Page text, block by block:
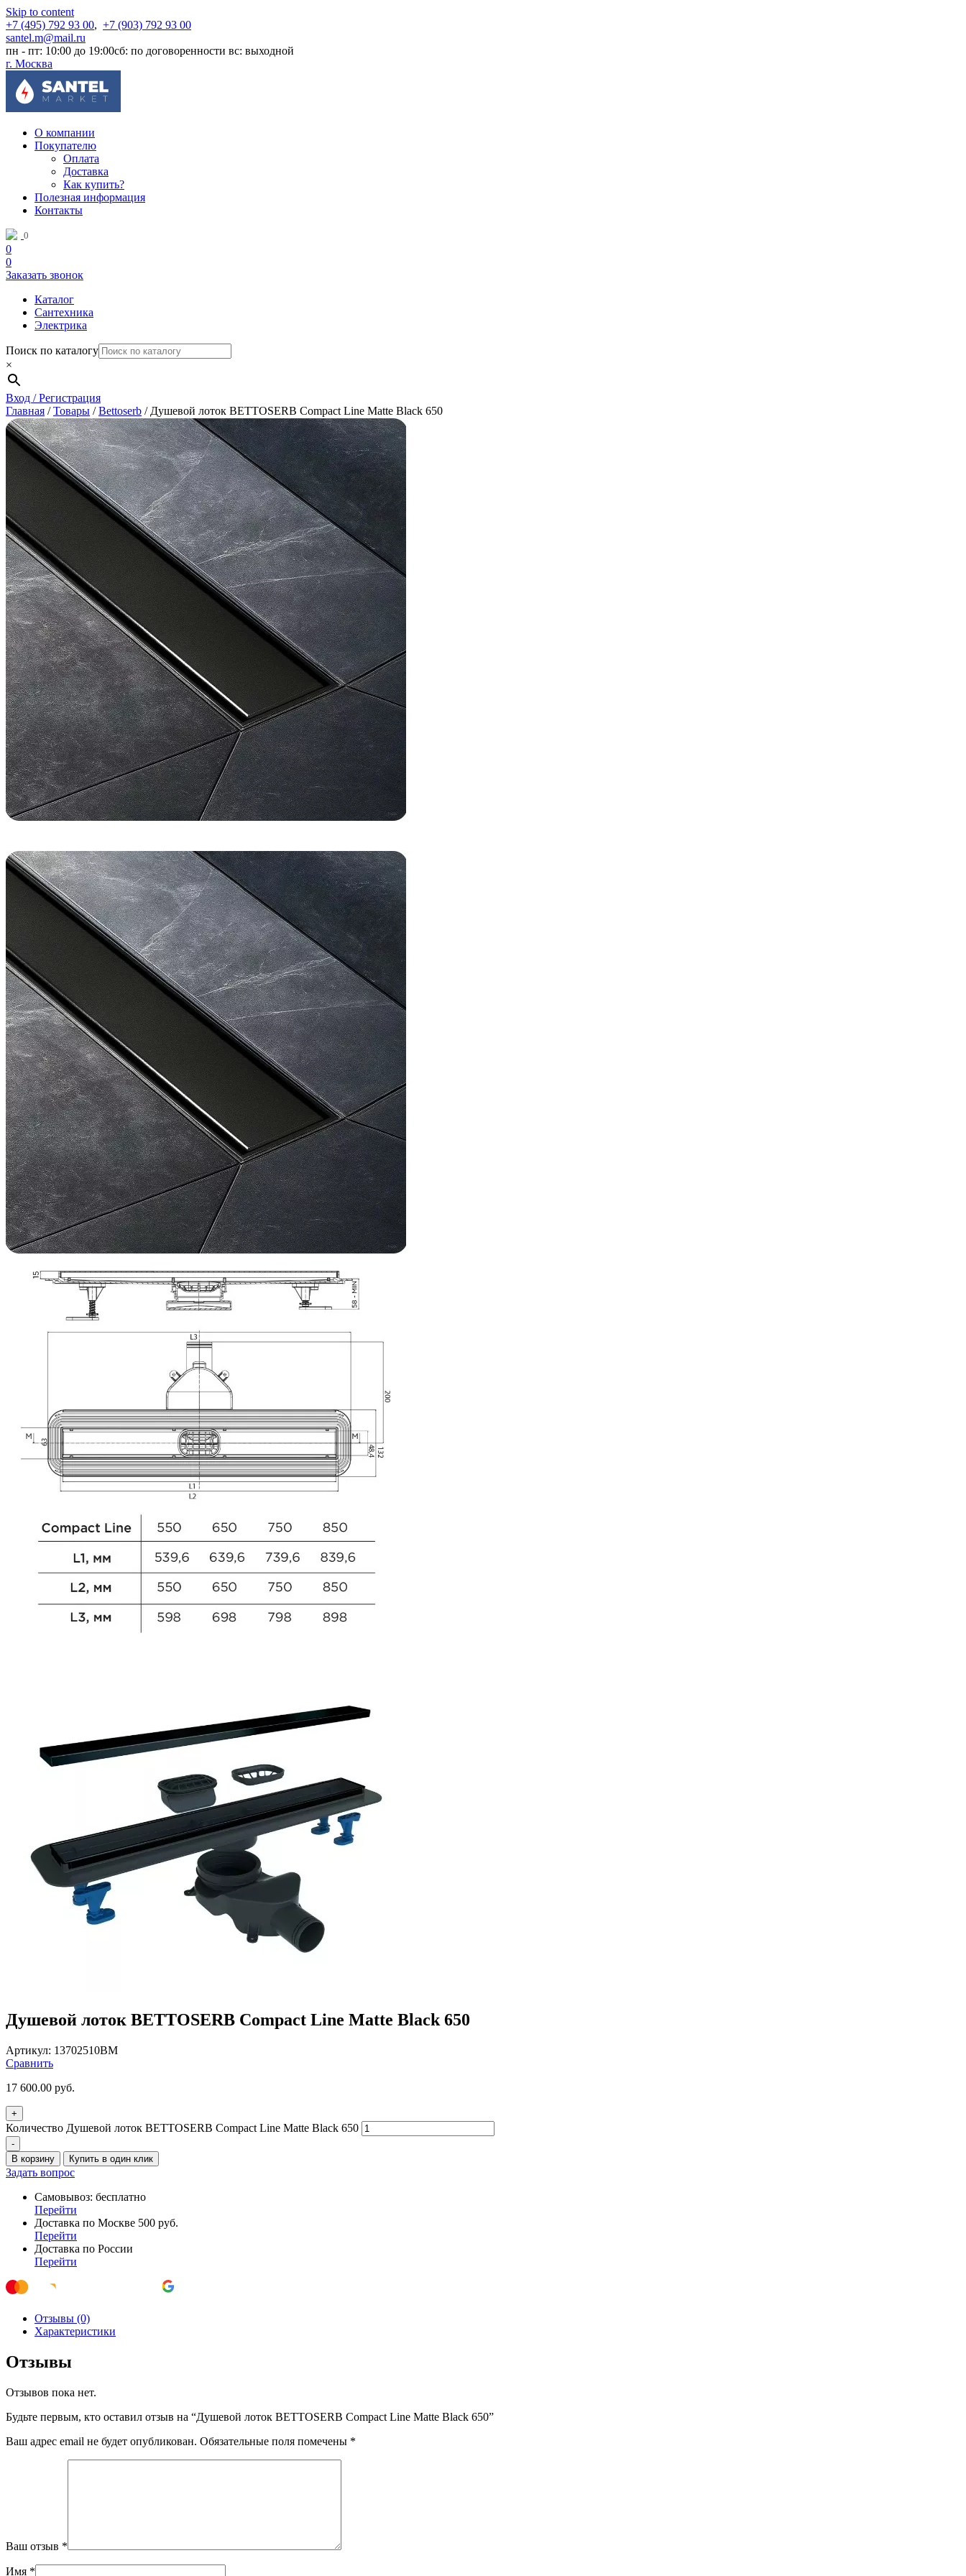
Skip to content
+7 (495) 792 93 00, +7 (903) 792 93 00
santel.m@mail.ru
пн - пт: 10:00 до 19:00сб: по договоренности вс: выходной
г. Москва
О компании
Покупателю
Оплата
Доставка
Как купить?
Полезная информация
Контакты
0
0
0
Заказать звонок
Каталог
Сантехника
Электрика
Поиск по каталогу
×
Вход / Регистрация
Главная /Товары /Bettoserb / Душевой лоток BETTOSERB Compact Line Matte Black 650
Душевой лоток BETTOSERB Compact Line Matte Black 650
Артикул: 13702510BM
Сравнить
17 600.00 руб.
+
Количество Душевой лоток BETTOSERB Compact Line Matte Black 650
-
В корзину
Купить в один клик
Задать вопрос
Самовывоз: бесплатно
Перейти
Доставка по Москве 500 руб.
Перейти
Доставка по России
Перейти
Отзывы (0)
Характеристики
Отзывы
Отзывов пока нет.
Будьте первым, кто оставил отзыв на “Душевой лоток BETTOSERB Compact Line Matte Black 650”
Ваш адрес email не будет опубликован. Обязательные поля помечены *
Ваш отзыв *
Имя *